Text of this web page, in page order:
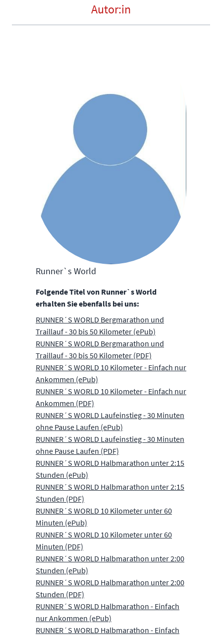
Autor:in
Runner`s World
Folgende Titel von Runner`s World
erhalten Sie ebenfalls bei uns:
RUNNER´S WORLD Bergmarathon und
Traillauf - 30 bis 50 Kilometer (ePub)
RUNNER´S WORLD Bergmarathon und
Traillauf - 30 bis 50 Kilometer (PDF)
RUNNER´S WORLD 10 Kilometer - Einfach nur
Ankommen (ePub)
RUNNER´S WORLD 10 Kilometer - Einfach nur
Ankommen (PDF)
RUNNER´S WORLD Laufeinstieg - 30 Minuten
ohne Pause Laufen (ePub)
RUNNER´S WORLD Laufeinstieg - 30 Minuten
ohne Pause Laufen (PDF)
RUNNER´S WORLD Halbmarathon unter 2:15
Stunden (ePub)
RUNNER´S WORLD Halbmarathon unter 2:15
Stunden (PDF)
RUNNER´S WORLD 10 Kilometer unter 60
Minuten (ePub)
RUNNER´S WORLD 10 Kilometer unter 60
Minuten (PDF)
RUNNER´S WORLD Halbmarathon unter 2:00
Stunden (ePub)
RUNNER´S WORLD Halbmarathon unter 2:00
Stunden (PDF)
RUNNER´S WORLD Halbmarathon - Einfach
nur Ankommen (ePub)
RUNNER´S WORLD Halbmarathon - Einfach